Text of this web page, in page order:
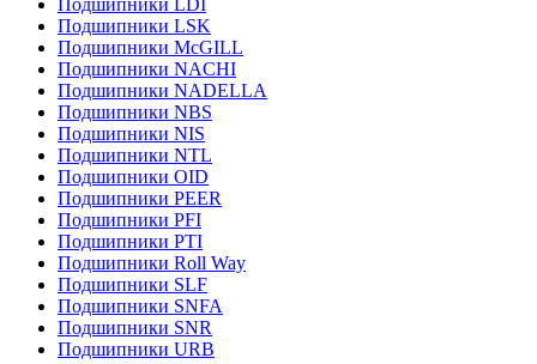
Подшипники LDI
Подшипники LSK
Подшипники McGILL
Подшипники NACHI
Подшипники NADELLA
Подшипники NBS
Подшипники NIS
Подшипники NTL
Подшипники OID
Подшипники PEER
Подшипники PFI
Подшипники PTI
Подшипники Roll Way
Подшипники SLF
Подшипники SNFA
Подшипники SNR
Подшипники URB